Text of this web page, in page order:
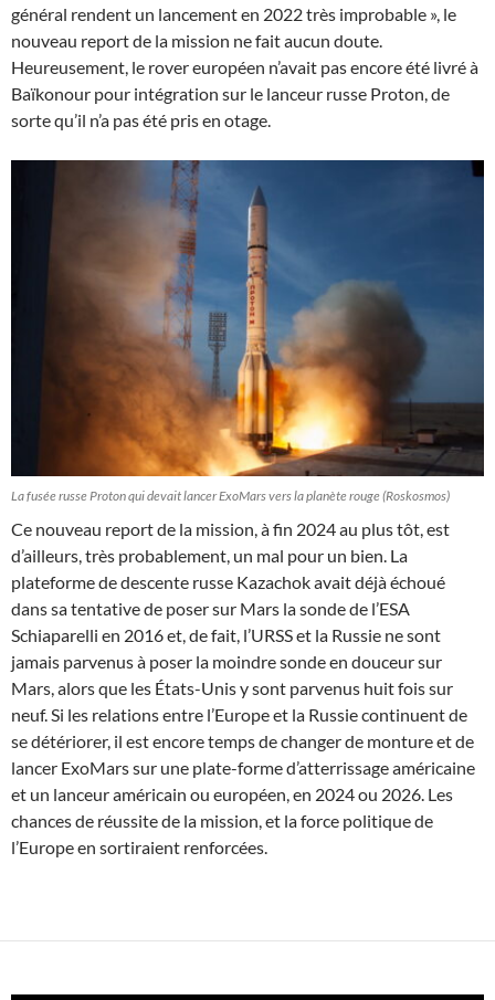
général rendent un lancement en 2022 très improbable », le
nouveau report de la mission ne fait aucun doute.
Heureusement, le rover européen n’avait pas encore été livré à
Baïkonour pour intégration sur le lanceur russe Proton, de
sorte qu’il n’a pas été pris en otage.
La fusée russe Proton qui devait lancer ExoMars vers la planète rouge (Roskosmos)
Ce nouveau report de la mission, à fin 2024 au plus tôt, est
d’ailleurs, très probablement, un mal pour un bien. La
plateforme de descente russe Kazachok avait déjà échoué
dans sa tentative de poser sur Mars la sonde de l’ESA
Schiaparelli en 2016 et, de fait, l’URSS et la Russie ne sont
jamais parvenus à poser la moindre sonde en douceur sur
Mars, alors que les États-Unis y sont parvenus huit fois sur
neuf. Si les relations entre l’Europe et la Russie continuent de
se détériorer, il est encore temps de changer de monture et de
lancer ExoMars sur une plate-forme d’atterrissage américaine
et un lanceur américain ou européen, en 2024 ou 2026. Les
chances de réussite de la mission, et la force politique de
l’Europe en sortiraient renforcées.